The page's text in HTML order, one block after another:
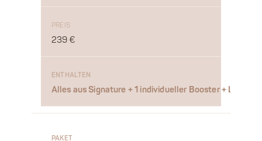
239 €
Alles aus Signature + 1 individueller Booster + LED-